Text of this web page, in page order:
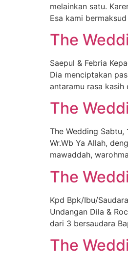
melainkan satu.
Esa kami
The
Saepul & Febria
Dia menciptakan
antaramu rasa
The
The Wedding Sabtu,
Wr.Wb Ya Allah,
mawaddah,
The
Kpd Bpk/Ibu/
Undangan Dila &
dari 3 bersaudara
The